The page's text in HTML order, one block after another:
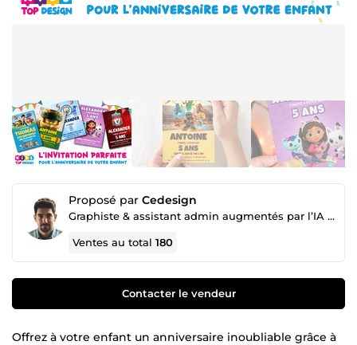
Proposé par Cedesign
Graphiste & assistant admin augmentés par l’IA | PDF, retouche, organisation digitale
Ventes au total180
Contacter le vendeur
Offrez à votre enfant un anniversaire inoubliable grâce à